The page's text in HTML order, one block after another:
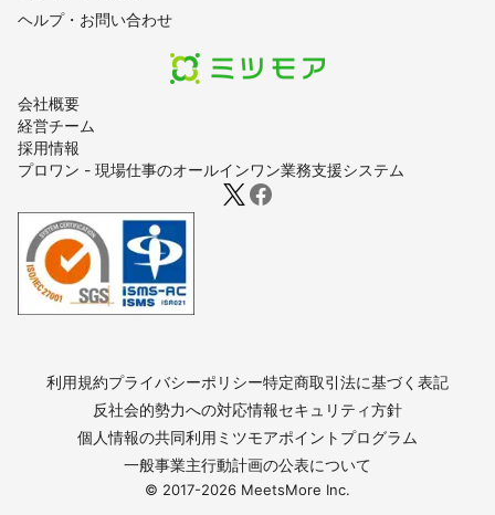
会社概要
経営チーム
採用情報
プロワン - 現場仕事のオールインワン業務支援システム
ヘルプ・お問い合わせ
利用規約プライバシーポリシー特定商取引法に基づく表記
反社会的勢力への対応情報セキュリティ方針
個人情報の共同利用 ミツモアポイントプログラム
一般事業主行動計画の公表について
© 2017-2026 MeetsMore Inc.